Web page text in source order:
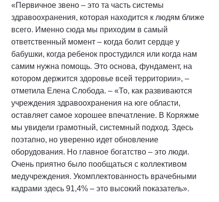
«Первичное звено – это та часть системы
здравоохранения, которая находится к людям ближе
всего. Именно сюда мы приходим в самый
ответственный момент – когда болит сердце у
бабушки, когда ребенок простудился или когда нам
самим нужна помощь. Это основа, фундамент, на
котором держится здоровье всей территории», –
отметила Елена Слобода. – «То, как развиваются
учреждения здравоохранения на юге области,
оставляет самое хорошее впечатление. В Коряжме
мы увидели грамотный, системный подход. Здесь
поэтапно, но уверенно идет обновление
оборудования. Но главное богатство – это люди.
Очень приятно было пообщаться с коллективом
медучреждения. Укомплектованность врачебными
кадрами здесь 91,4% – это высокий показатель».